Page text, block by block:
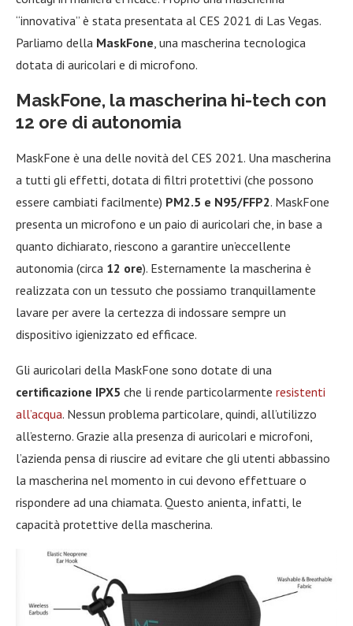
“innovativa” è stata presentata al CES 2021 di Las Vegas.
Parliamo della MaskFone, una mascherina tecnologica
dotata di auricolari e di microfono.
MaskFone, la mascherina hi-tech con
12 ore di autonomia
MaskFone è una delle novità del CES 2021. Una mascherina
a tutti gli effetti, dotata di filtri protettivi (che possono
essere cambiati facilmente) PM2.5 e N95/FFP2. MaskFone
presenta un microfono e un paio di auricolari che, in base a
quanto dichiarato, riescono a garantire un’eccellente
autonomia (circa 12 ore). Esternamente la mascherina è
realizzata con un tessuto che possiamo tranquillamente
lavare per avere la certezza di indossare sempre un
dispositivo igienizzato ed efficace.
Gli auricolari della MaskFone sono dotate di una
certificazione IPX5 che li rende particolarmente resistenti
all’acqua. Nessun problema particolare, quindi, all’utilizzo
all’esterno. Grazie alla presenza di auricolari e microfoni,
l’azienda pensa di riuscire ad evitare che gli utenti abbassino
la mascherina nel momento in cui devono effettuare o
rispondere ad una chiamata. Questo anienta, infatti, le
capacità protettive della mascherina.